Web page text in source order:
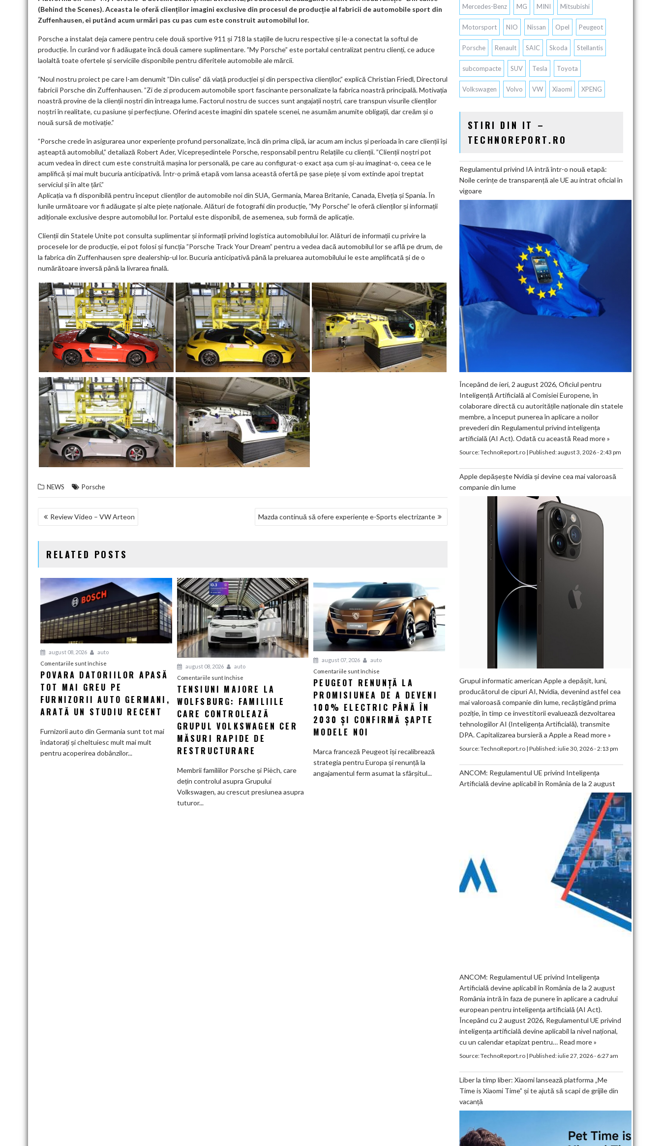
o
k
m
ar
ks
(Behind the Scenes). Aceasta le oferă clienților imagini exclusive din procesul de producție al fabricii de automobile sport din
Zuffenhausen, ei putând acum urmări pas cu pas cum este construit automobilul lor.
Porsche a instalat deja camere pentru cele două sportive 911 și 718 la stațiile de lucru respective și le-a conectat la softul de
producție. În curând vor fi adăugate încă două camere suplimentare. ”My Porsche” este portalul centralizat pentru clienți, ce aduce
laolaltă toate ofertele și serviciile disponibile pentru diferitele automobile ale mărcii.
”Noul nostru proiect pe care l-am denumit ”Din culise” dă viață producției și din perspectiva clienților,” explică Christian Friedl, Directorul
fabricii Porsche din Zuffenhausen. ”Zi de zi producem automobile sport fascinante personalizate la fabrica noastră principală. Motivația
noastră provine de la clienții noștri din întreaga lume. Factorul nostru de succes sunt angajații noștri, care transpun visurile clienților
noștri în realitate, cu pasiune și perfecțiune. Oferind aceste imagini din spatele scenei, ne asumăm anumite obligații, dar creăm și o
nouă sursă de motivație.”
”Porsche crede în asigurarea unor experiențe profund personalizate, încă din prima clipă, iar acum am inclus și perioada în care clienții își
așteaptă automobilul,” detaliază Robert Ader, Vicepreședintele Porsche, responsabil pentru Relațiile cu clienții. ”Clienții noștri pot
acum vedea în direct cum este construită mașina lor personală, pe care au configurat-o exact așa cum și-au imaginat-o, ceea ce le
amplifică și mai mult bucuria anticipativă. Într-o primă etapă vom lansa această ofertă pe șase piețe și vom extinde apoi treptat
serviciul și în alte țări.”
Aplicația va fi disponibilă pentru început clienților de automobile noi din SUA, Germania, Marea Britanie, Canada, Elveția și Spania. În
lunile următoare vor fi adăugate și alte piețe naționale. Alături de fotografii din producție, ”My Porsche” le oferă clienților și informații
adiționale exclusive despre automobilul lor. Portalul este disponibil, de asemenea, sub formă de aplicație.
Clienții din Statele Unite pot consulta suplimentar și informații privind logistica automobilului lor. Alături de informații cu privire la
procesele lor de producție, ei pot folosi și funcția ”Porsche Track Your Dream” pentru a vedea dacă automobilul lor se află pe drum, de
la fabrica din Zuffenhausen spre dealership-ul lor. Bucuria anticipativă până la preluarea automobilului le este amplificată și de o
numărătoare inversă până la livrarea finală.
NEWS Porsche
NAVIGARE
Review Video – VW Arteon Mazda continuă să ofere experiențe e-Sports electrizante
RELATED POSTS
august 08, 2026
auto
Comentariile sunt închise
Povara
datoriilor
apasă
mai
furnizorii
POVARA DATORIILOR APASĂ
TOT MAI GREU PE
FURNIZORII AUTO GERMANI,
ARATĂ UN STUDIU RECENT
Furnizorii auto din Germania sunt tot mai
îndatorați și cheltuiesc mult mai mult
pentru acoperirea dobânzilor...
august 08, 2026
auto
Comentariile sunt închisepentru
Tensiuni
majore
la
Familiile
care
controlează
Volkswagen
cer
măsuri
TENSIUNI MAJORE LA
WOLFSBURG: FAMILIILE
CARE CONTROLEAZĂ
GRUPUL VOLKSWAGEN CER
MĂSURI RAPIDE DE
RESTRUCTURARE
Membrii familiilor Porsche și Piëch, care
dețin controlul asupra Grupului
Volkswagen, au crescut presiunea asupra
tuturor...
august 07, 2026
auto
Comentariile sunt închise
Peugeot
renunță
la
promisiunea
de
electric
PEUGEOT RENUNȚĂ LA
PROMISIUNEA DE A DEVENI
100% ELECTRIC PÂNĂ ÎN
2030 ȘI CONFIRMĂ ȘAPTE
MODELE NOI
Marca franceză Peugeot își recalibrează
strategia pentru Europa și renunță la
angajamentul ferm asumat la sfârșitul...
Mercedes-Benz MG MINI Mitsubishi
Motorsport NIO Nissan Opel Peugeot
Porsche Renault SAIC Skoda Stellantis
subcompacte SUV Tesla Toyota
Volkswagen Volvo VW Xiaomi XPENG
STIRI DIN IT –
TECHNOREPORT.RO
Regulamentul privind IA intră într-o nouă etapă:
Noile cerințe de transparență ale UE au intrat oficial în
vigoare
Începând de ieri, 2 august 2026, Oficiul pentru
Inteligență Artificială al Comisiei Europene, în
colaborare directă cu autoritățile naționale din statele
membre, a început punerea în aplicare a noilor
prevederi din Regulamentul privind inteligența
artificială (AI Act). Odată cu această Read more »
Source:TechnoReport.ro| Published:august 3, 2026 - 2:43 pm
Apple depășește Nvidia și devine cea mai valoroasă
companie din lume
Grupul informatic american Apple a depășit, luni,
producătorul de cipuri AI, Nvidia, devenind astfel cea
mai valoroasă companie din lume, recâștigând prima
poziție, în timp ce investitorii evaluează dezvoltarea
tehnologiilor AI (Inteligența Artificială), transmite
DPA. Capitalizarea bursieră a Apple a Read more »
Source:TechnoReport.ro| Published:iulie 30, 2026 - 2:13 pm
ANCOM: Regulamentul UE privind Inteligența
Artificială devine aplicabil în România de la 2 august
ANCOM: Regulamentul UE privind Inteligența
Artificială devine aplicabil în România de la 2 august
România intră în faza de punere în aplicare a cadrului
european pentru inteligența artificială (AI Act).
Începând cu 2 august 2026, Regulamentul UE privind
inteligența artificială devine aplicabil la nivel național,
cu un calendar etapizat pentru… Read more »
Source:TechnoReport.ro| Published:iulie 27, 2026 - 6:27 am
Liber la timp liber: Xiaomi lansează platforma „Me
Time is Xiaomi Time” și te ajută să scapi de grijile din
vacanță